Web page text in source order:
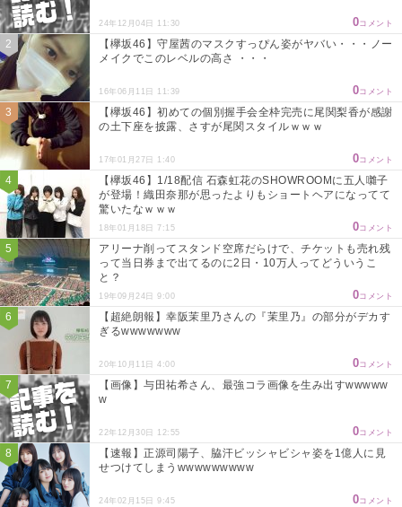
24年12月04日 11:30 0コメント
【欅坂46】守屋茜のマスクすっぴん姿がヤバい・・・ノー
メイクでこのレベルの高さ ・・・
16年06月11日 11:39 0コメント
【欅坂46】初めての個別握手会全枠完売に尾関梨香が感謝
の土下座を披露、さすが尾関スタイルｗｗｗ
17年01月27日 1:40 0コメント
【欅坂46】1/18配信 石森虹花のSHOWROOMに五人囃子
が登場！織田奈那が思ったよりもショートヘアになってて
驚いたなｗｗｗ
18年01月18日 7:15 0コメント
アリーナ削ってスタンド空席だらけで、チケットも売れ残
って当日券まで出てるのに2日・10万人ってどういうこ
と？
19年09月24日 9:00 0コメント
【超絶朗報】幸阪茉里乃さんの『茉里乃』の部分がデカす
ぎるwwwwwww
20年10月11日 4:00 0コメント
【画像】与田祐希さん、最強コラ画像を生み出すwwwww
w
22年12月30日 12:55 0コメント
【速報】正源司陽子、脇汗ビッシャビシャ姿を1億人に見
せつけてしまうwwwwwwwww
24年02月15日 9:45 0コメント